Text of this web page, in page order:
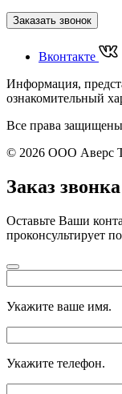
Заказать звонок
Вконтакте
Информация,
ознакомительный
Все права защищены
© 2026 ООО Аверс
Заказ звонка
Оставьте Ваши
проконсультирует
Укажите ваше имя.
Укажите телефон.